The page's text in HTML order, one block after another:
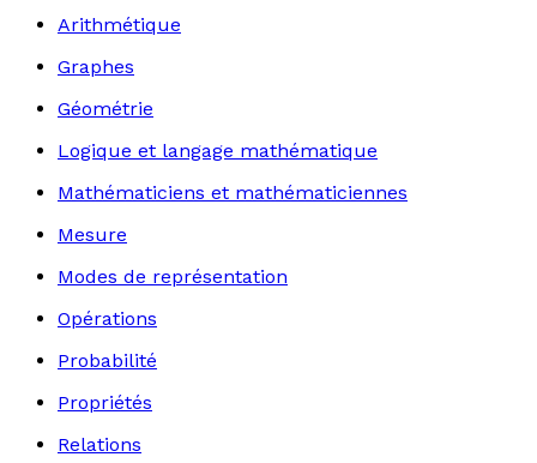
Arithmétique
Graphes
Géométrie
Logique et langage mathématique
Mathématiciens et mathématiciennes
Mesure
Modes de représentation
Opérations
Probabilité
Propriétés
Relations